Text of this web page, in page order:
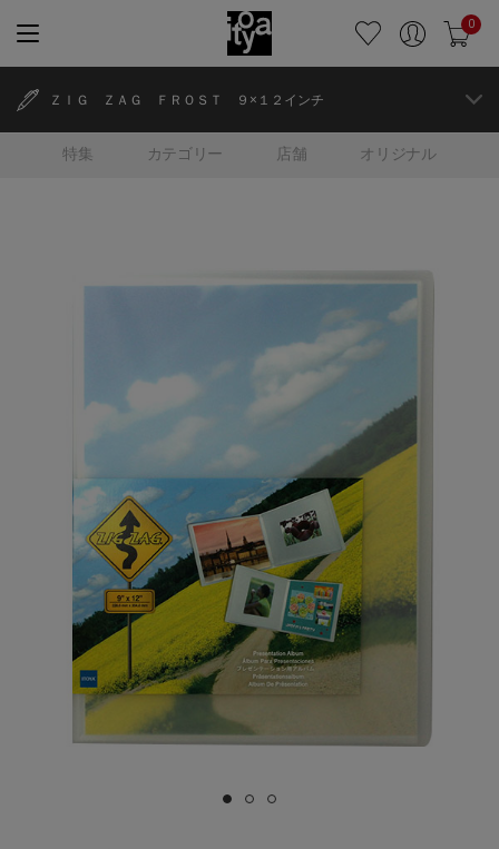
0
特集 カテゴリー 店舗 オリジナル
ＺＩＧ ＺＡＧ ＦＲＯＳＴ ９×１２インチ